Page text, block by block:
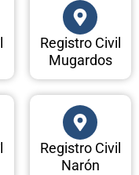
Registro Civil
Mugardos
Registro Civil
Narón